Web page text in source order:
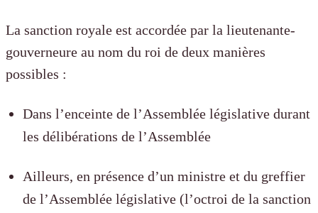
La sanction royale est accordée par la lieutenante-
gouverneure au nom du roi de deux manières
possibles :
Dans l’enceinte de l’Assemblée législative durant
les délibérations de l’Assemblée
Ailleurs, en présence d’un ministre et du greffier
de l’Assemblée législative (l’octroi de la sanction